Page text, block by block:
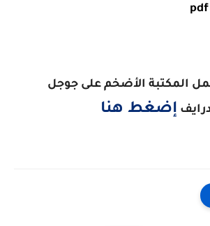
المكتبة الأضخم على جوجل
إضغط هنا